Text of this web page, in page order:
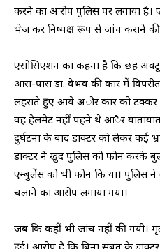
करने का आरोप पुलिस पर लगाया है।
भेज कर निष्पक्ष रूप से जांच कराने की
एसोसिएशन का कहना है कि छह
आस-पास डा. वैभव की कार में
लहराते हुए आये अौर कार को टक्कर
वह हेलमेट नहीं पहने थे आैर यातायात
दुर्घटना के बाद डाक्टर को लेकर कई
डाक्टर ने खुद पुलिस को फोन करके
एम्बुलेंस को भी फोन कि या। पुलिस ने
चलाने का आरोप लगाया गया।
जब कि कहीं भी जांच नहीं की
हुई। आरोप है कि बिना सबूत के